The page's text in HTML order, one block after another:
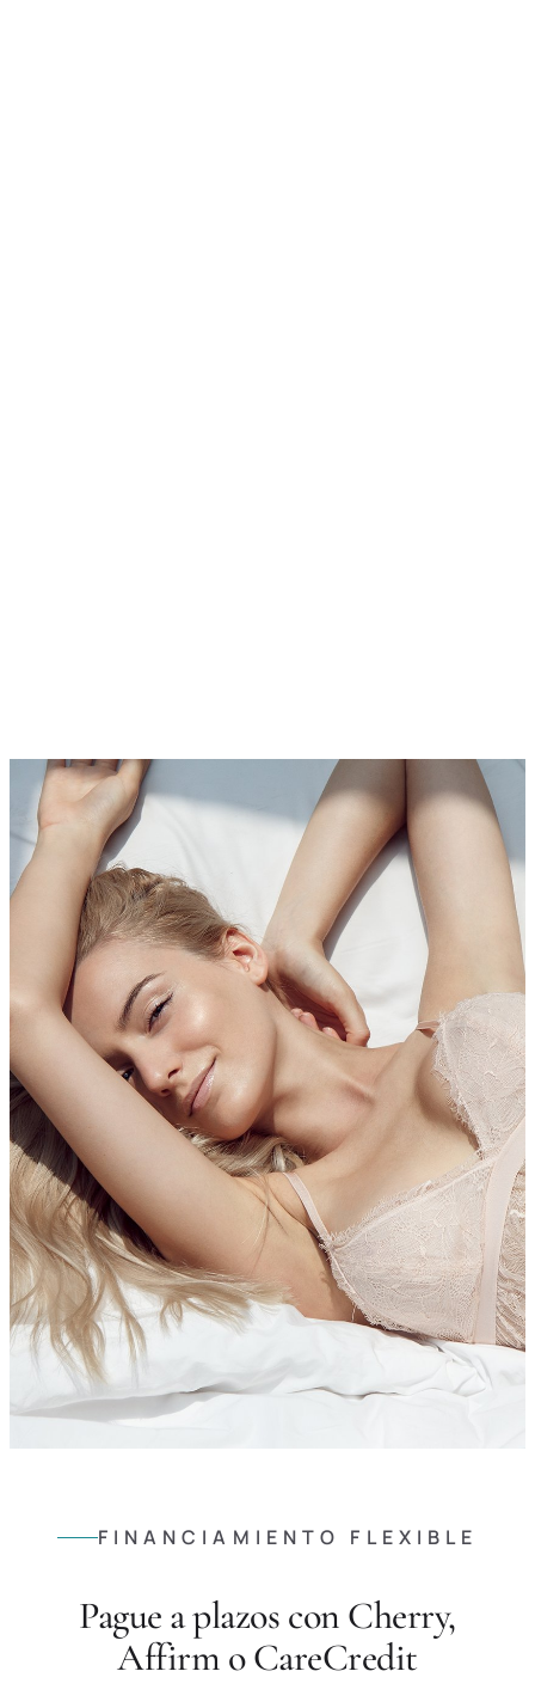
FINANCIAMIENTO FLEXIBLE
Pague a plazos con Cherry,
Affirm o CareCredit